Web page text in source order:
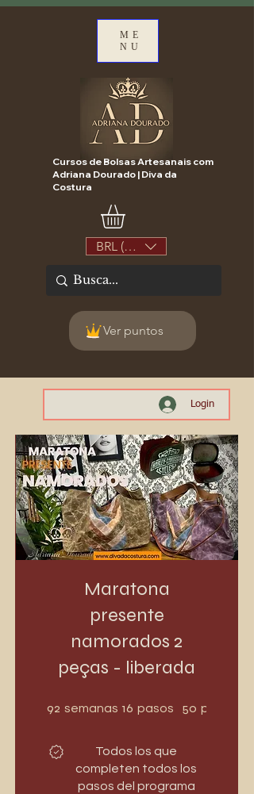
ME
NU
Cursos de Bolsas Artesanais com
Adriana Dourado | Diva da
Costura
BRL (R$)
Ver puntos
Login
Maratona
presente
namorados 2
peças - liberada
92 semanas 92 semanas
16 pasos 16 pasos
50
Todos los que
completen todos los
pasos del programa